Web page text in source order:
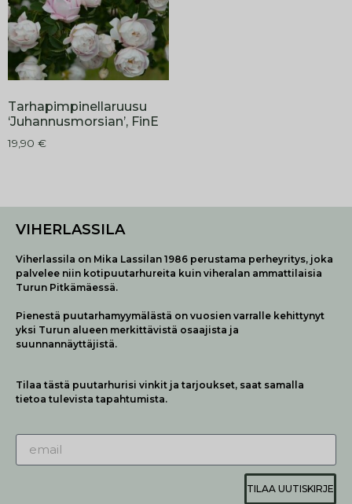
Tarhapimpinellaruusu
‘Juhannusmorsian’, FinE
19,90 €
VIHERLASSILA
Viherlassila on Mika Lassilan 1986 perustama perheyritys, joka
palvelee niin kotipuutarhureita kuin viheralan ammattilaisia
Turun Pitkämäessä.
Pienestä puutarhamyymälästä on vuosien varralle kehittynyt
yksi Turun alueen merkittävistä osaajista ja
suunnannäyttäjistä.
Tilaa tästä puutarhurisi vinkit ja tarjoukset, saat samalla
tietoa tulevista tapahtumista.
TILAA UUTISKIRJE